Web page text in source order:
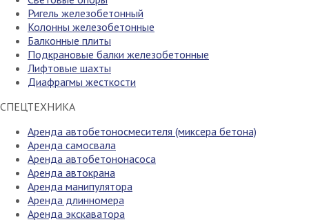
Ригель железобетонный
Колонны железобетонные
Балконные плиты
Подкрановые балки железобетонные
Лифтовые шахты
Диафрагмы жесткости
СПЕЦТЕХНИКА
Аренда автобетоносмесителя (миксера бетона)
Аренда самосвала
Аренда автобетононасоса
Аренда автокрана
Аренда манипулятора
Аренда длинномера
Аренда экскаватора